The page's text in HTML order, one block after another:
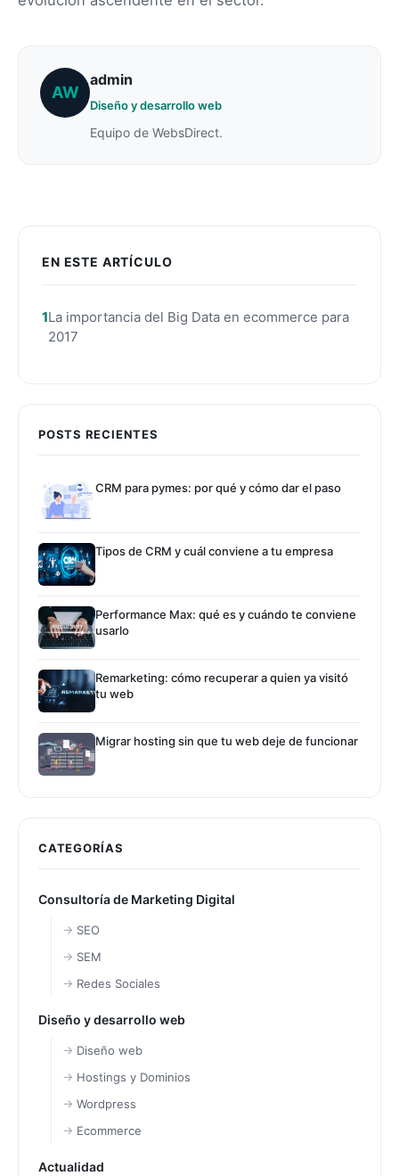
EN ESTE ARTÍCULO
La importancia del Big Data en ecommerce para
2017
POSTS RECIENTES
CRM para pymes: por qué y cómo dar el paso
Tipos de CRM y cuál conviene a tu empresa
Performance Max: qué es y cuándo te conviene
usarlo
Remarketing: cómo recuperar a quien ya visitó
tu web
Migrar hosting sin que tu web deje de funcionar
CATEGORÍAS
Consultoría de Marketing Digital
SEO
SEM
Redes Sociales
Diseño y desarrollo web
Diseño web
Hostings y Dominios
Wordpress
Ecommerce
Actualidad
AW
admin
Diseño y desarrollo web
Equipo de WebsDirect.